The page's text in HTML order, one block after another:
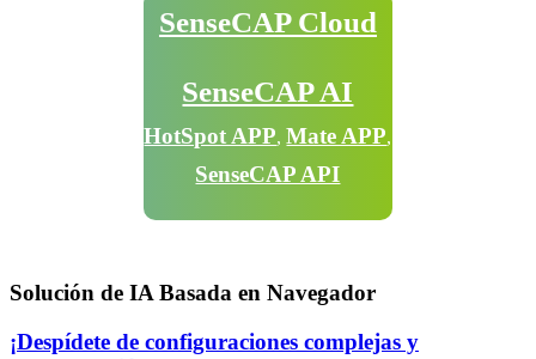
SenseCAP Cloud
SenseCAP AI
HotSpot APP, Mate APP,
SenseCAP API
Solución de IA Basada en Navegador
¡Despídete de configuraciones complejas y